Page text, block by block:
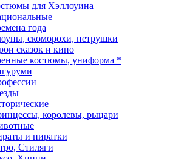
для Хэллоуина
года
скоморохи, петрушки
сказок и кино
костюмы, униформа *
королевы, рыцари
и пиратки
Стиляги